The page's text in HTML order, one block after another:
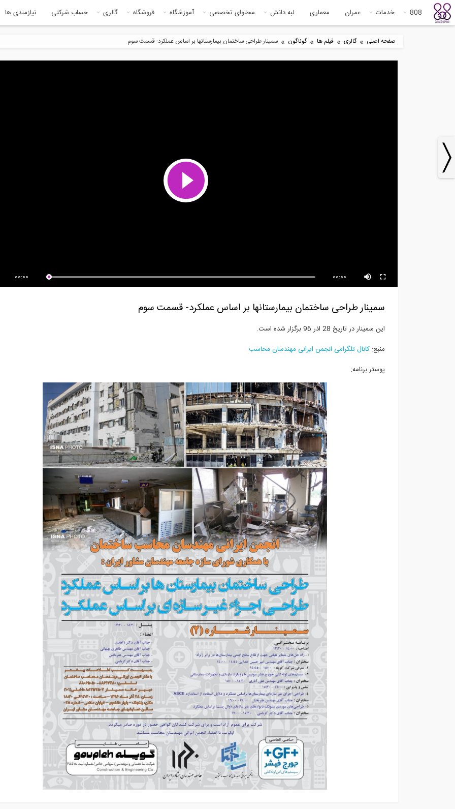
808 خدمات عمران معماری لبه دانش محتوای تخصصی آموزشگاه فروشگاه گالری حساب شرکتی نیازمندی ها
صفحه اصلی » گالری » فیلم ها » گوناگون » سمینار طراحی ساختمان بیمارستانها بر اساس عملکرد- قسمت سوم
00:00 00:00
سمینار طراحی ساختمان بیمارستانها بر اساس عملکرد- قسمت سوم
این سمینار در تاریخ 28 اذر 96 برگزار شده است.
منبع: کانال تلگرامی انجمن ایرانی مهندسان محاسب
پوستر برنامه: